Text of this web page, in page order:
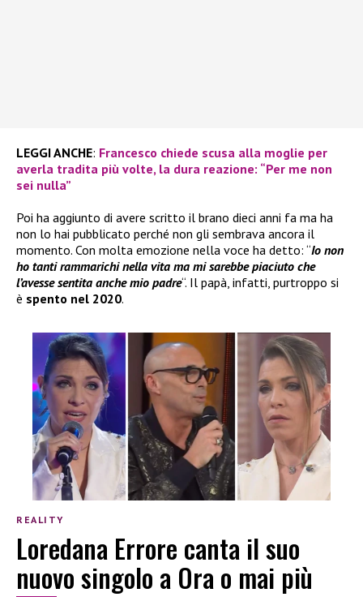
LEGGI ANCHE: Francesco chiede scusa alla moglie per
averla tradita più volte, la dura reazione: “Per me non
sei nulla”
Poi ha aggiunto di avere scritto il brano dieci anni fa ma ha
non lo hai pubblicato perché non gli sembrava ancora il
momento. Con molta emozione nella voce ha detto: “Io non
ho tanti rammarichi nella vita ma mi sarebbe piaciuto che
l’avesse sentita anche mio padre“. Il papà, infatti, purtroppo si
è spento nel 2020.
REALITY
Loredana Errore canta il suo
nuovo singolo a Ora o mai più